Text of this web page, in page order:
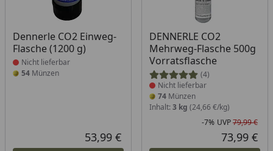
Dennerle CO2 Einweg-
Flasche (1200 g)
Produkt nicht lieferbar
Nicht lieferbar
54 Münzen
Aktueller Preis
53,99 €
DENNERLE CO2
Mehrweg-Flasche 500g
Vorratsflasche
(4)
Produkt nicht lieferbar
Nicht lieferbar
74Münzen
Inhalt: 3 kg (24,66 €/kg)
-7% UVP79,99 €
73,99 €